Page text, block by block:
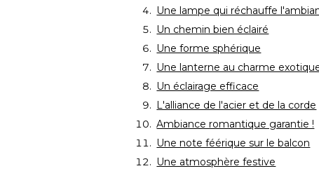
Une lampe qui réchauffe
Un chemin bien éclairé
Une forme sphérique
Une lanterne au charme
Un éclairage efficace
L'alliance de l'acier et de la corde
Ambiance romantique garantie !
Une note féérique sur le balcon
Une atmosphère festive